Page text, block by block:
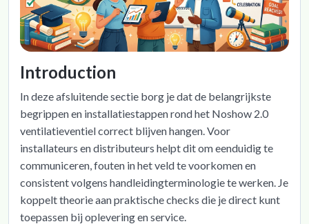
Introduction
In deze afsluitende sectie borg je dat de belangrijkste
begrippen en installatiestappen rond het Noshow 2.0
ventilatieventiel correct blijven hangen. Voor
installateurs en distributeurs helpt dit om eenduidig te
communiceren, fouten in het veld te voorkomen en
consistent volgens handleidingterminologie te werken. Je
koppelt theorie aan praktische checks die je direct kunt
toepassen bij oplevering en service.